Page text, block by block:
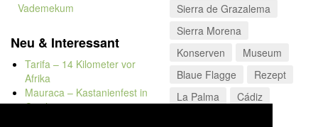
Vademekum
Neu & Interessant
Tarifa – 14 Kilometer vor
Afrika
Mauraca – Kastanienfest in
Capileira
Sierra de Grazalema
Sierra Morena
Konserven
Museum
Blaue Flagge
Rezept
La Palma
Cádiz